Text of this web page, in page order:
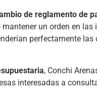
de reglamento de
mantener un orden en
perfectamente
, Conchi
interesadas a